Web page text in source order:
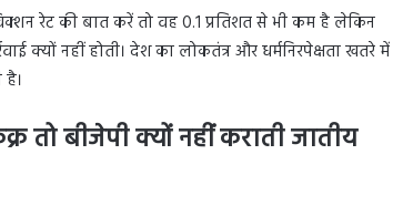
रेट की बात करें तो वह 0.1 प्रतिशत से भी कम है लेकिन
क्यों नहीं होती। देश का लोकतंत्र और धर्मनिरपेक्षता खतरे में
तो बीजेपी क्यों नहीं कराती जातीय